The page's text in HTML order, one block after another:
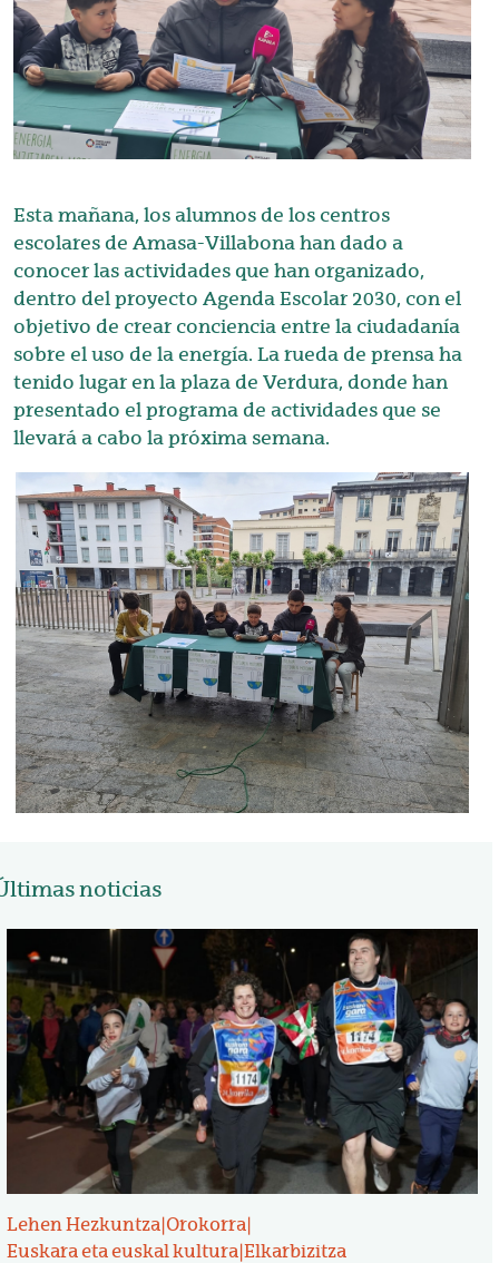
Esta mañana, los alumnos de los centros
escolares de Amasa-Villabona han dado a
conocer las actividades que han organizado,
dentro del proyecto Agenda Escolar 2030, con el
objetivo de crear conciencia entre la ciudadanía
sobre el uso de la energía. La rueda de prensa ha
tenido lugar en la plaza de Verdura, donde han
presentado el programa de actividades que se
llevará a cabo la próxima semana.
noticias
Lehen Hezkuntza|Orokorra|
Euskara eta euskal kultura|Elkarbizitza